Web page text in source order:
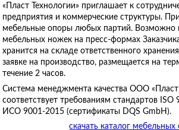
«Пласт Технологии» приглашает к
предприятия и коммерческие структуры.
мебельные опоры любых партий. Возможно
мебельных ножек на пресс-формах
хранится на складе ответственного
заявке на производство, размещается на
течение 2 часов.
Система менеджмента качества ООО «Пласт
соответствует требованиям стандартов
ИСО 9001-2015 (сертификаты DQS GmbH).
скачать каталог мебельных